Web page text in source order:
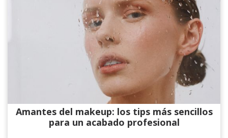
Amantes del makeup: los tips más sencillos
para un acabado profesional